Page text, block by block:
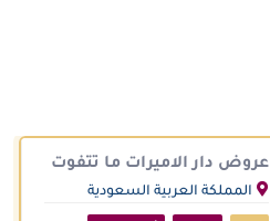
عروض دار الاميرات ما تتفوت
المملكة العربية السعودية